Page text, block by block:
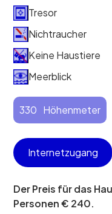
Tresor
Nichtraucher
Keine Haustiere
Meerblick
330 Höhenmeter
Internetzugang
Der Preis für das
Personen € 240.